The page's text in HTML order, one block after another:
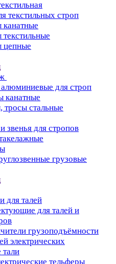
текстильных строп
цепные
для строп
канатные
тросы стальные
звенья для стропов
грузовые
для талей
для талей и
грузоподъёмности
электрических
тельферы